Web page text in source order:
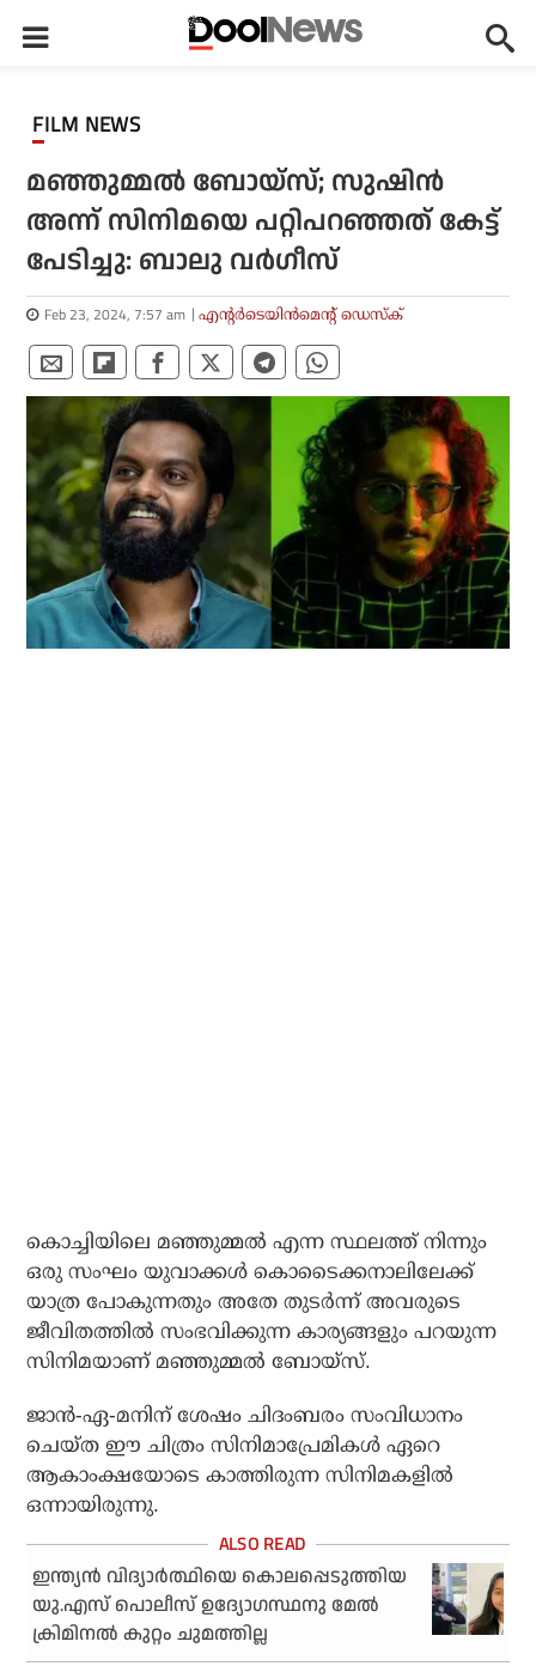
FILM NEWS
മഞ്ഞുമ്മല്‍ ബോയ്സ്; സുഷിന്‍
അന്ന് സിനിമയെ പറ്റിപറഞ്ഞത് കേട്ട്
പേടിച്ചു: ബാലു വര്‍ഗീസ്
Feb 23, 2024, 7:57 am എന്റര്‍ടെയിന്‍മെന്റ് ഡെസ്‌ക്
കൊച്ചിയിലെ മഞ്ഞുമ്മല്‍ എന്ന സ്ഥലത്ത് നിന്നും
ഒരു സംഘം യുവാക്കള്‍ കൊടൈക്കനാലിലേക്ക്
യാത്ര പോകുന്നതും അതേ തുടര്‍ന്ന് അവരുടെ
ജീവിതത്തില്‍ സംഭവിക്കുന്ന കാര്യങ്ങളും പറയുന്ന
സിനിമയാണ് മഞ്ഞുമ്മല്‍ ബോയ്സ്.
ജാന്‍-ഏ-മനിന് ശേഷം ചിദംബരം സംവിധാനം
ചെയ്ത ഈ ചിത്രം സിനിമാപ്രേമികള്‍ ഏറെ
ആകാംക്ഷയോടെ കാത്തിരുന്ന സിനിമകളില്‍
ഒന്നായിരുന്നു.
ഇന്ത്യന്‍ വിദ്യാര്‍ത്ഥിയെ കൊലപ്പെടുത്തിയ
യു.എസ് പൊലീസ് ഉദ്യോഗസ്ഥനു മേല്‍
ക്രിമിനല്‍ കുറ്റം ചുമത്തില്ല